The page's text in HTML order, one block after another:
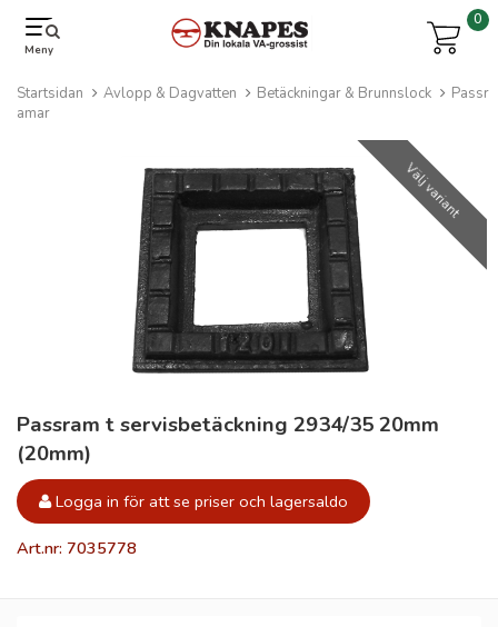
Meny
0
Startsidan Avlopp & Dagvatten Betäckningar & Brunnslock
Passr
amar
Välj variant
Passram t servisbetäckning 2934/35 20mm
(20mm)
Logga in för att se priser och lagersaldo
Art.nr: 7035778